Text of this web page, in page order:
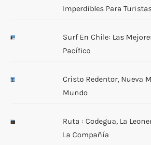
Imperdibles Para
Surf En Chile: Las
Pacífico
Cristo Redentor, Nueva
Mundo
Ruta : Codegua, La
La Compañía